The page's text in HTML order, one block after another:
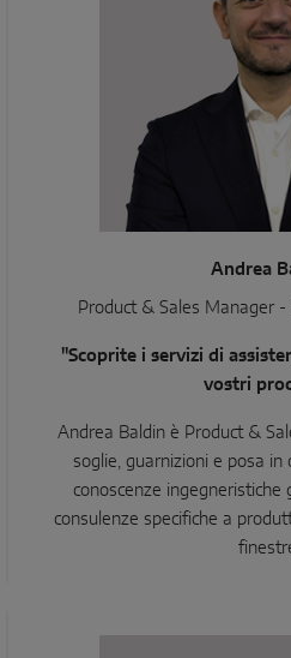
Andrea
Product & Sales Manager -
"Scoprite i servizi di
vostri
Andrea Baldin è Product &
soglie, guarnizioni e posa in
conoscenze ingegneristiche
consulenze specifiche a